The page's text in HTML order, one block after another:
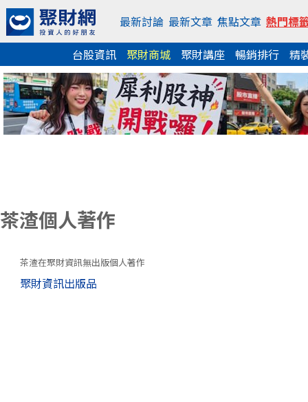
最新討論 最新文章 焦點文章 熱門標
台股資訊
聚財商城 聚財講座 暢銷排行 精
茶渣個人著作
茶渣在聚財資訊無出版個人著作
聚財資訊出版品